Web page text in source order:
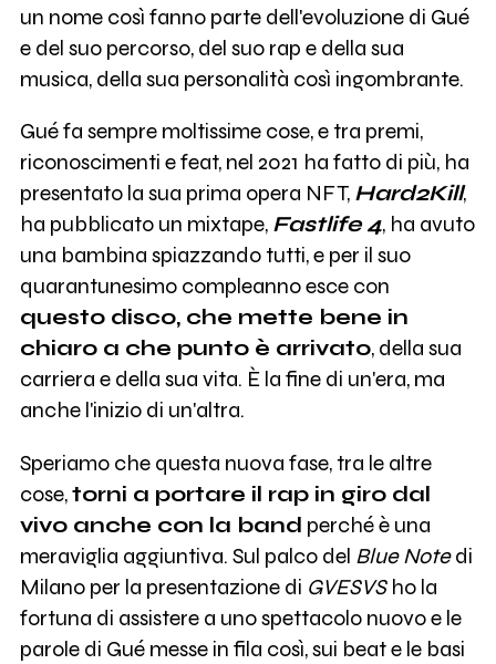
un nome così fanno parte dell'evoluzione di Gué
e del suo percorso, del suo rap e della sua
musica, della sua personalità così ingombrante.
Gué fa sempre moltissime cose, e tra premi,
riconoscimenti e feat, nel 2021 ha fatto di più, ha
presentato la sua prima opera NFT, Hard2Kill,
ha pubblicato un mixtape, Fastlife 4, ha avuto
una bambina spiazzando tutti, e per il suo
quarantunesimo compleanno esce con
questo disco, che mette bene in
chiaro a che punto è arrivato, della sua
carriera e della sua vita. È la fine di un'era, ma
anche l'inizio di un'altra.
Speriamo che questa nuova fase, tra le altre
cose,torni a portare il rap in giro dal
vivo anche con la band perché è una
meraviglia aggiuntiva. Sul palco del Blue Notedi
Milano per la presentazione di GVESVSho la
fortuna di assistere a uno spettacolo nuovo e le
parole di Gué messe in fila così, sui beat e le basi